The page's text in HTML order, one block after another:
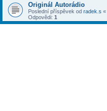
Originál Autorádio
Poslední příspěvek od radek.s «
Odpovědi: 1